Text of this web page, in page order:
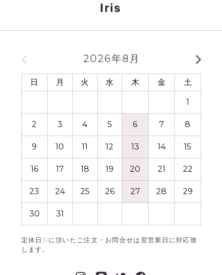
Iris
2026年8月
日 月 火 水 木 金 土
1
2 3 4 5 6 7 8
9 10 11 12 13 14 15
16 17 18 19 20 21 22
23 24 25 26 27 28 29
30 31
定休日
に頂いたご注文・お問合せは翌営業日に対応致
します。